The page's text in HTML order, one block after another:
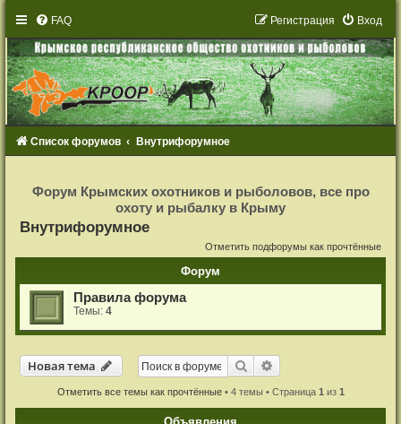
FAQ Вход
Регистрация
Список форумов Внутрифорумное
с
т
я
Форум Крымских охотников и рыболовов, все про
охоту и рыбалку в Крыму
Внутрифорумное
Отметить подфорумы как прочтённые
Форум
Правила форума
Темы:4
Новая тема
Новаятема Поиск
Отметить все темы как прочтённые• 4 темы • Страница 1 из 1